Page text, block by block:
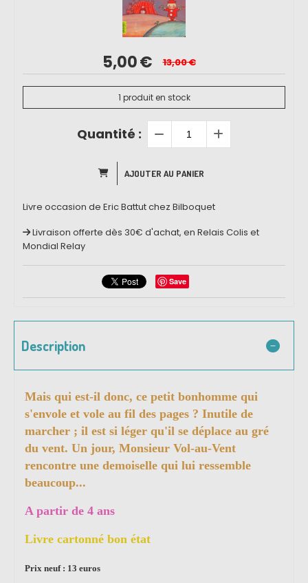
5,00€ 13,00€
1 produit en stock
Quantité :
AJOUTER AU PANIER
Livre occasion de Eric Battut chez Bilboquet
Livraison offerte dès 30€ d'achat, en Relais Colis et
Mondial Relay
Save
Description
Mais qui est-il donc, ce petit bonhomme qui
s'envole et vole au fil des pages ? Inutile de
marcher ; il est si léger qu'il se déplace au gré
du vent. Un jour, Monsieur Vol-au-Vent
rencontre une demoiselle qui lui ressemble
beaucoup...
A partir de 4 ans
Livre cartonné bon état
Prix neuf : 13 euros